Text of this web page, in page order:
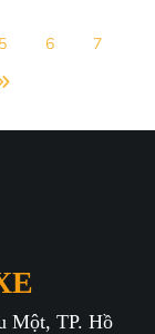
5 6
7
Một, TP. Hồ